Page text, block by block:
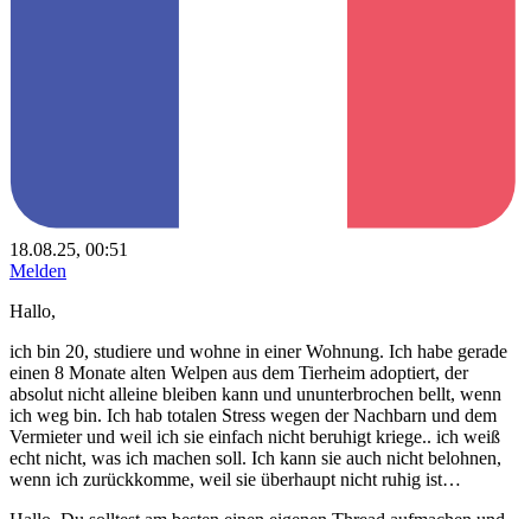
18.08.25, 00:51
Melden
Hallo,
ich bin 20, studiere und wohne in einer Wohnung. Ich habe gerade
einen 8 Monate alten Welpen aus dem Tierheim adoptiert, der
absolut nicht alleine bleiben kann und ununterbrochen bellt, wenn
ich weg bin. Ich hab totalen Stress wegen der Nachbarn und dem
Vermieter und weil ich sie einfach nicht beruhigt kriege.. ich weiß
echt nicht, was ich machen soll. Ich kann sie auch nicht belohnen,
wenn ich zurückkomme, weil sie überhaupt nicht ruhig ist…